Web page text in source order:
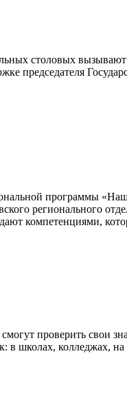
столовых
программы
регионального
компетенциями,
проверить свои
школах, колледжах,